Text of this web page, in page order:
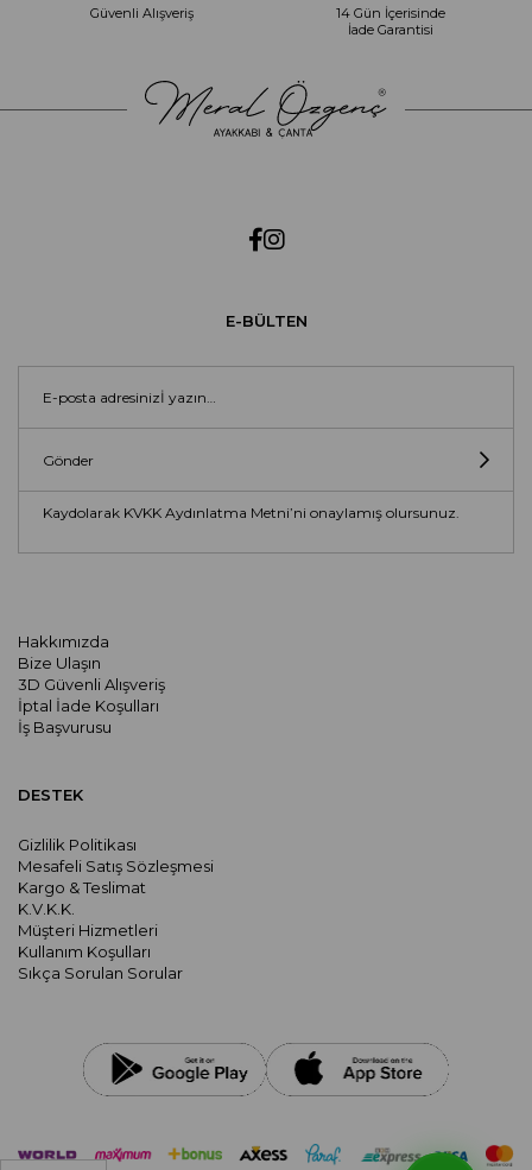
Güvenli Alışveriş
14 Gün İçerisinde
İade Garantisi
Hakkımızda
Bize Ulaşın
3D Güvenli Alışveriş
İptal İade Koşulları
İş Başvurusu
E-BÜLTEN
Gönder
Kaydolarak KVKK Aydınlatma Metni’ni onaylamış olursunuz.
DESTEK
Gizlilik Politikası
Mesafeli Satış Sözleşmesi
Kargo & Teslimat
K.V.K.K.
Müşteri Hizmetleri
Kullanım Koşulları
Sıkça Sorulan Sorular